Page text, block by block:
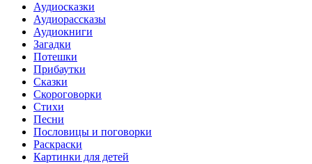
Аудиосказки
Аудиорассказы
Аудиокниги
Загадки
Потешки
Прибаутки
Сказки
Скороговорки
Стихи
Песни
Пословицы и поговорки
Раскраски
Картинки для детей